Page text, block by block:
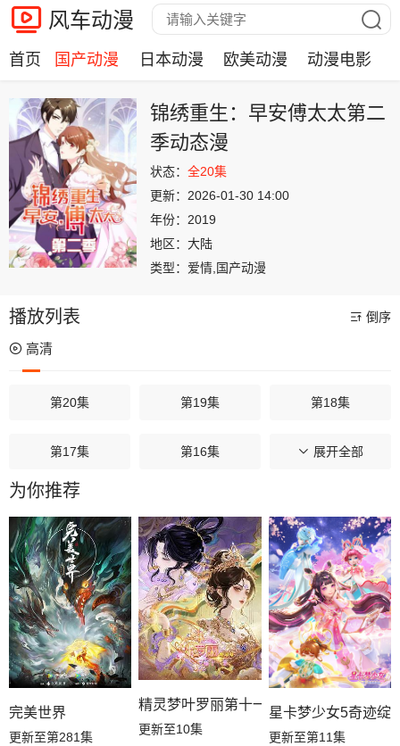
风车动漫
首页 国产动漫 日本动漫 欧美动漫 动漫电影
锦绣重生：早安傅太太第二
季动态漫
状态： 全20集
更新： 2026-01-30 14:00
年份： 2019
地区： 大陆
类型： 爱情,国产动漫
播放列表 倒序
高清
第20集 第19集 第18集
第17集 第16集 第15集
第14集
第11集 第10集 第09集
第08集 第07集 第06集
第05集 第04集 第03集
第01集
展开全部
为你推荐
完美世界
更新至第281集
精灵梦叶罗丽第十一季（下）
更新至10集
星卡梦少女5奇迹绽
更新至第11集